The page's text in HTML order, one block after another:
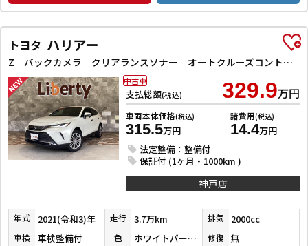
トヨタ ハリアー
Z バックカメラ クリアランスソナー オートクルーズコントロール レーンアシスト パワーシート 衝突被害軽減システム ナビ TV オートマチックハイビーム オートライト LEDヘッドランプ 電動リアゲート
支払総額(税込) 329.9万円
車両本体価格(税込)
315.5万円
諸費用(税込)
14.4万円
法定整備：整備付
保証付 (1ヶ月・1000km )
中古車
神戸店
年式 2021(令和3)年 走行 3.7万km 排気 2000cc
車検 車検整備付 色 ホワイトパールクリスタルシャイン 修復 無